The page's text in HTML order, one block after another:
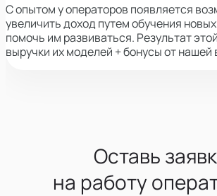
С опытом у операторов появляется
увеличить доход путем обучения
помочь им развиваться. Результат
выручки их моделей + бонусы от нашей
Оставь
на работу